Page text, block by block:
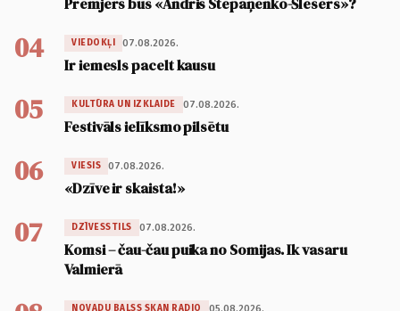
04 VIEDOKĻI 07.08.2026.
Ir iemesls pacelt kausu
05 KULTŪRA UN IZKLAIDE 07.08.2026.
Festivāls ielīksmo pilsētu
06 VIESIS 07.08.2026.
«Dzīve ir skaista!»
07 DZĪVESSTILS 07.08.2026.
Komsi – čau-čau puika no Somijas. Ik vasaru
Valmierā
NOVADU BALSS SKAN RADIO 05.08.2026.